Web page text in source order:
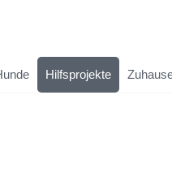
Hilfsprojekte